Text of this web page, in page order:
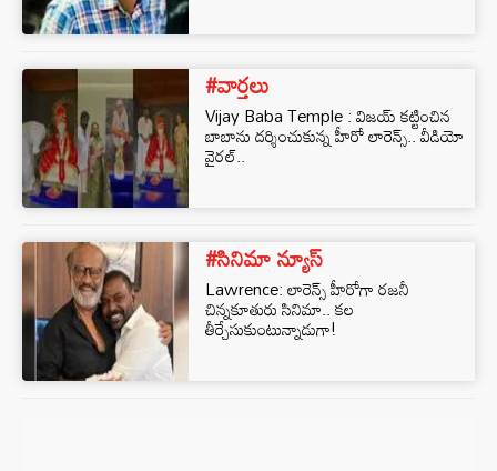
#వార్తలు
Vijay Baba Temple : విజయ్ కట్టించిన
బాబాను దర్శించుకున్న హీరో లారెన్స్.. వీడియో
వైరల్..
#సినిమా న్యూస్
Lawrence: లారెన్స్ హీరోగా రజనీ
చిన్నకూతురు సినిమా.. కల
తీర్చేసుకుంటున్నాడుగా!